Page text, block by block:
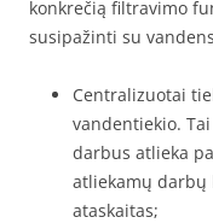
konkrečią filtravimo
susipažinti su
Centralizuotai
vandentiekio.
darbus atlieka
atliekamų darbų
ataskaitas;